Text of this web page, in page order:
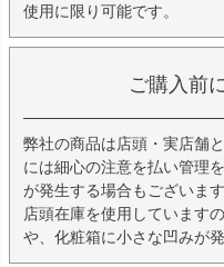
使用に限り可能です。
ご購入前
弊社の商品は店頭・実店舗
には細心の注意を払い管理
が発生する場合もございま
店頭在庫を使用しています
や、化粧箱に小さな凹みが